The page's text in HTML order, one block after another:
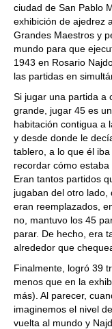
ciudad de San Pablo
exhibición de ajedrez
Grandes Maestros y
mundo para que
1943 en Rosario
las partidas en
Si jugar una partida a
grande, jugar 45 es
habitación contigua a
y desde donde le
tablero, a lo que él
recordar cómo
Eran tantos partidos
jugaban del otro
eran reemplazados,
no, mantuvo los 45
parar. De hecho, era
alrededor que
Finalmente, logró 39
menos que en la
más). Al parecer,
imaginemos el nivel
vuelta al mundo y